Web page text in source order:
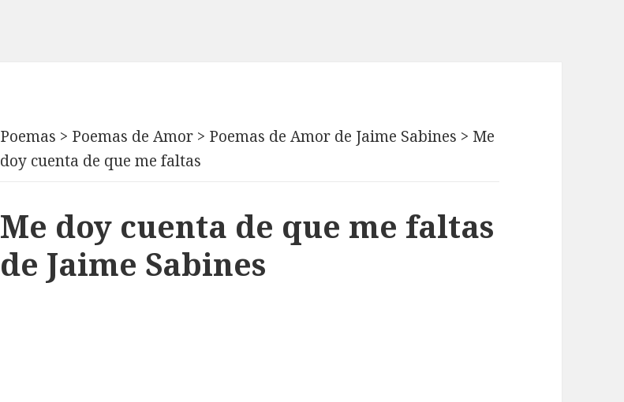
Poemas > Poemas de Amor > Poemas de Amor de Jaime Sabines > Me
doy cuenta de que me faltas
Me doy cuenta de que me faltas
de Jaime Sabines